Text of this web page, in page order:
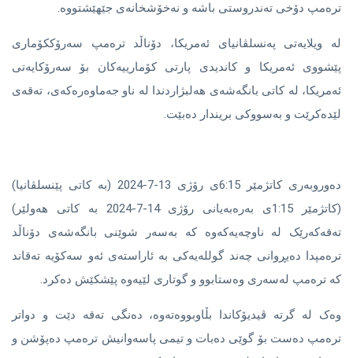
ترەمپ دۆخی تەندروستی باشە و نەخۆشخانەی جێهێشتووە.
لە ویلایەتی پەنسلڤانیای ئەمریکا، دۆناڵد ترەمپ سەرۆککۆماری
پێشووی ئەمریکا و کاندیدی پارتی کۆمارییەکان بۆ سەرۆکایەتی
ئەمریکا، لە کاتی بانگەشەی هەلبژاردندا لە ناو جەماوەرەکەی، تەقەی
لێدەکرێت و بەسووکی بریندار دەبێت.
دەوروبەری کاتژمێر 6:15ی رۆژی 13-7-2024 (بە کاتی پێنسلڤانیا)
(کاتژمێر 1:15ی بەرەبەیانی رۆژی 14-7-2024 بە کاتی هەولێر)
تەقەکەرێک لە ناوچەیەکەوە کە بەسەر شوێنی بانگەشەی دۆناڵد
ترەمپدا دەیڕوانی چەند گوللەیەکی بە ئاراستەی ئەو سەکۆیە تەقاند
کە ترەمپ لەسەری وەستابوو و گوتاری لێیەوە پێشکێش دەکرد.
وەک لە گرتە ڤیدیۆکاندا بڵاوبووەتەوە، دەنگی تەقە دێت و دواتر
ترەمپ دەست بۆ گوێی دەبات و تیمی پاسەوانیش ترەمپ دەپۆشن و